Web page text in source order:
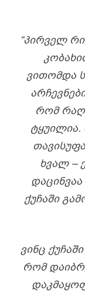
“ᲞᲘᲠᲕᲔᲚ
ᲕᲘᲗᲝᲛᲓᲐ
ᲠᲝᲛ
ᲢᲧᲣᲘᲚᲘᲐ.
ᲮᲕᲐᲚ –
ᲥᲣᲩᲐᲨᲘ
ᲕᲘᲜᲪ
ᲠᲝᲛ